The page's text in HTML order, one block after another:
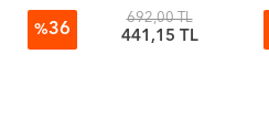
Alan Eğitimi Video Ders
Notları Tolga Belli
%36
692,00 TL
441,15 TL